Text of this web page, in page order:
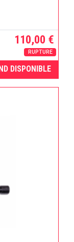
110,00 €
RUPTURE
DISPONIBLE